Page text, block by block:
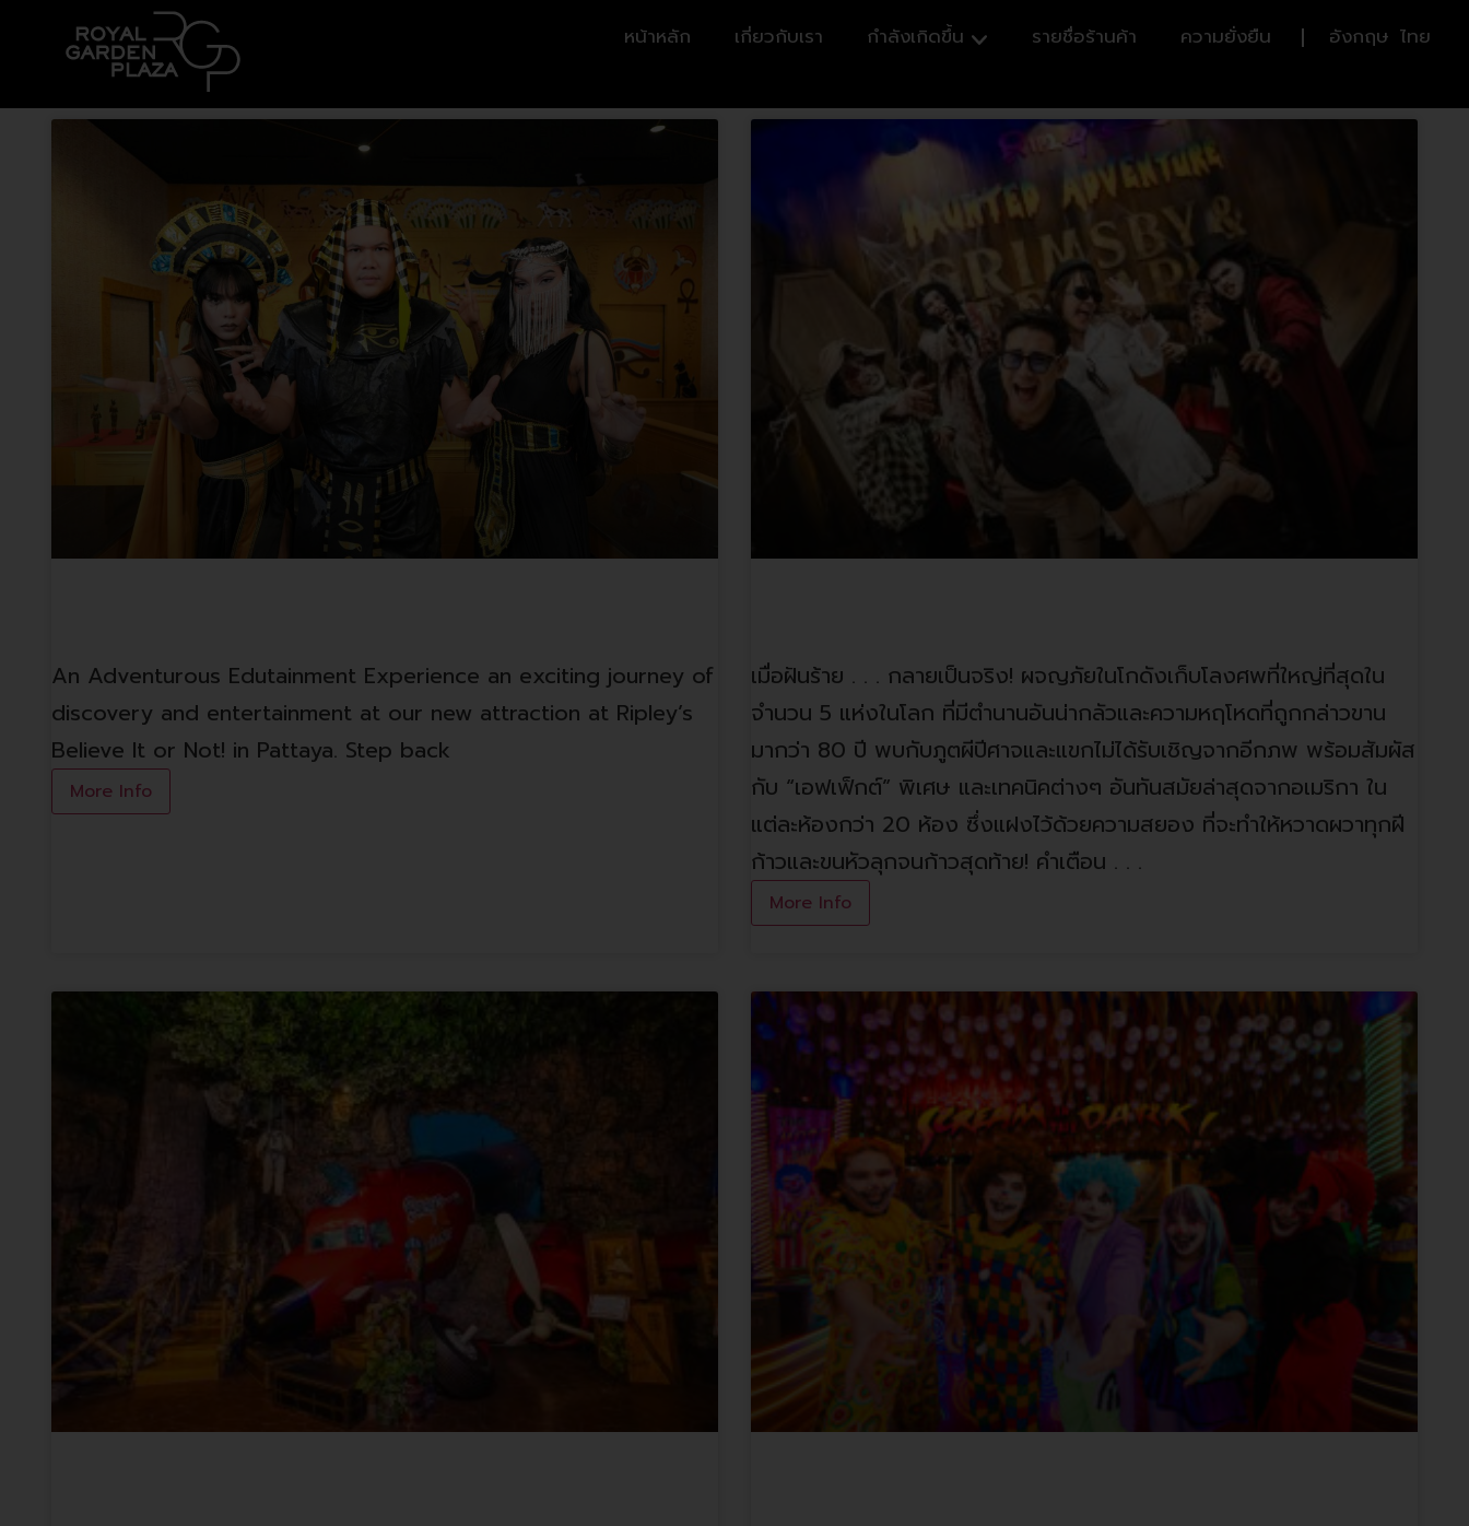
หน้าหลัก เกี่ยวกับเรา กำลังเกิดขึ้น รายชื่อร้านค้า ความยั่งยืน อังกฤษ ไทย
An Adventurous Edutainment Experience an exciting journey of
discovery and entertainment at our new attraction at Ripley’s
Believe It or Not! in Pattaya. Step back
More Info
เมื่อฝันร้าย . . . กลายเป็นจริง! ผจญภัยในโกดังเก็บโลงศพที่ใหญ่ที่สุดใน
จำนวน 5 แห่งในโลก ที่มีตำนานอันน่ากลัวและความหฤโหดที่ถูกกล่าวขาน
มากว่า 80 ปี พบกับภูตผีปีศาจและแขกไม่ได้รับเชิญจากอีกภพ พร้อมสัมผัส
กับ “เอฟเฟ็กต์” พิเศษ และเทคนิคต่างๆ อันทันสมัยล่าสุดจากอเมริกา ใน
แต่ละห้องกว่า 20 ห้อง ซึ่งแฝงไว้ด้วยความสยอง ที่จะทำให้หวาดผวาทุกฝี
ก้าวและขนหัวลุกจนก้าวสุดท้าย! คำเตือน . . .
More Info